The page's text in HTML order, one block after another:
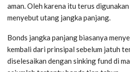
aman. Oleh karena itu terus
menyebut utang jangka panjang.
Bonds jangka panjang biasanya
kembali dari prinsipal sebelum jatuh
diselesaikan dengan sinking fund di